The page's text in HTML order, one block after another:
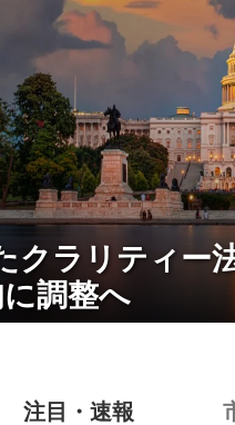
クラリティー
調整へ
注目・速報